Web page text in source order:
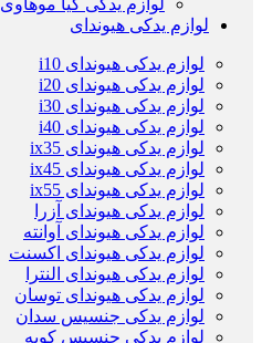
لوازم یدکی کیا موهاوی
لوازم یدکی هیوندای
لوازم یدکی هیوندای i10
لوازم یدکی هیوندای i20
لوازم یدکی هیوندای i30
لوازم یدکی هیوندای i40
لوازم یدکی هیوندای ix35
لوازم یدکی هیوندای ix45
لوازم یدکی هیوندای ix55
لوازم یدکی هیوندای آزرا
لوازم یدکی هیوندای آوانته
لوازم یدکی هیوندای اکسنت
لوازم یدکی هیوندای النترا
لوازم یدکی هیوندای توسان
لوازم یدکی جنسیس سدان
لوازم یدکی جنسیس کوپه